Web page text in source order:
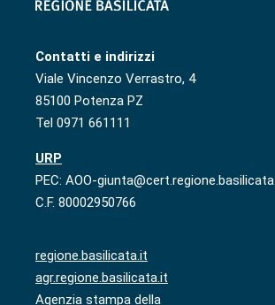
Contatti e indirizzi
Viale Vincenzo Verrastro, 4
85100 Potenza PZ
Tel 0971 661111
URP
PEC: AOO-
C.F. 80002950766
regione.basilicata.it
agr.regione.basilicata.it
Agenzia stampa della